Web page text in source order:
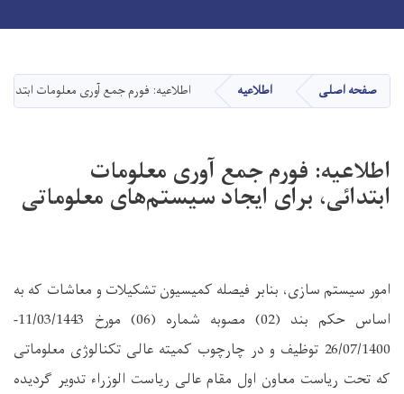
main
content
صفحه اصلی اطلاعیه اطلاعیه: فورم جمع آوری معلومات
اطلاعیه: فورم جمع آوری معلومات
ابتدائی، برای ایجاد سیستم‌های معلوماتی
امور سیستم سازی، بنابر فیصله کمیسیون تشکیلات و معاشات که به
اساس حکم بند (02) مصوبه شماره (06) مورخ 11/03/1443-
26/07/1400 توظیف و در چارچوب کمیته عالی تکنالوژی معلوماتی
که تحت ریاست معاون اول مقام عالی ریاست الوزراء تدویر گردیده